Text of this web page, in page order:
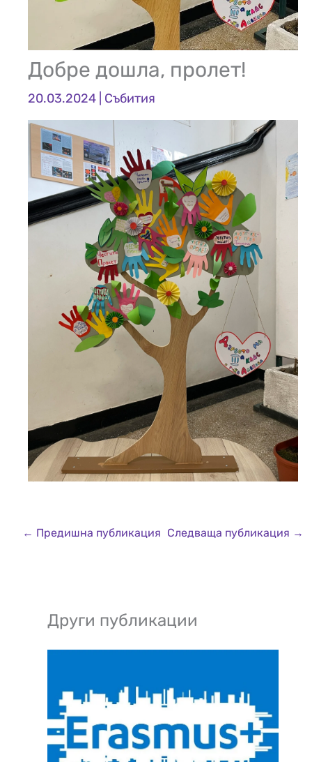
Добре дошла, пролет!
20.03.2024 Събития
← Предишна публикация Следваща публикация →
Други публикации